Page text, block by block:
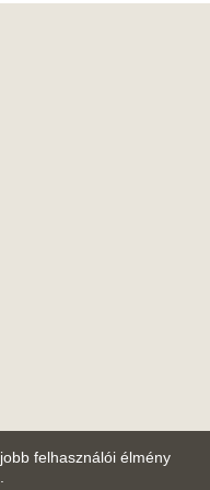
felhasználói élmény